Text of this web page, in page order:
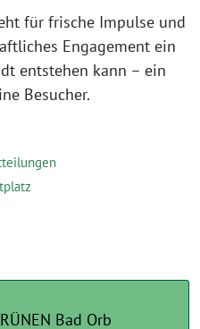
für frische Impulse und
Engagement ein
entstehen kann – ein
Besucher.
Bad Orb